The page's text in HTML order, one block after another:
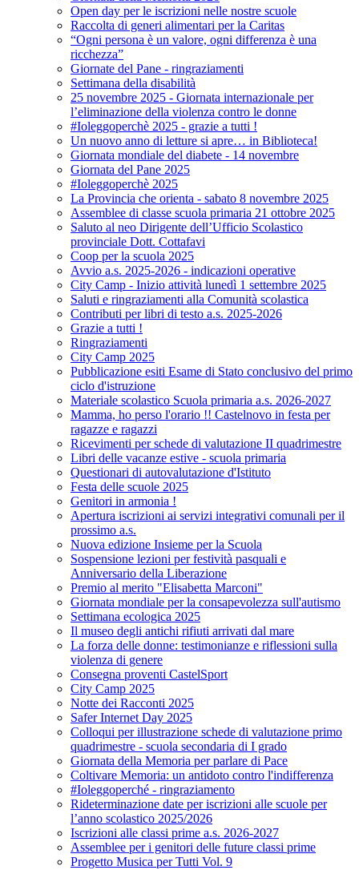
Open day per le iscrizioni nelle nostre scuole
Raccolta di generi alimentari per la Caritas
“Ogni persona è un valore, ogni differenza è una
ricchezza”
Giornate del Pane - ringraziamenti
Settimana della disabilità
25 novembre 2025 - Giornata internazionale per
l’eliminazione della violenza contro le donne
#Ioleggoperchè 2025 - grazie a tutti !
Un nuovo anno di letture si apre… in Biblioteca!
Giornata mondiale del diabete - 14 novembre
Giornata del Pane 2025
#Ioleggoperchè 2025
La Provincia che orienta - sabato 8 novembre 2025
Assemblee di classe scuola primaria 21 ottobre 2025
Saluto al neo Dirigente dell’Ufficio Scolastico
provinciale Dott. Cottafavi
Coop per la scuola 2025
Avvio a.s. 2025-2026 - indicazioni operative
City Camp - Inizio attività lunedì 1 settembre 2025
Saluti e ringraziamenti alla Comunità scolastica
Contributi per libri di testo a.s. 2025-2026
Grazie a tutti !
Ringraziamenti
City Camp 2025
Pubblicazione esiti Esame di Stato conclusivo del primo
ciclo d'istruzione
Materiale scolastico Scuola primaria a.s. 2026-2027
Mamma, ho perso l'orario !! Castelnovo in festa per
ragazze e ragazzi
Ricevimenti per schede di valutazione II quadrimestre
Libri delle vacanze estive - scuola primaria
Questionari di autovalutazione d'Istituto
Festa delle scuole 2025
Genitori in armonia !
Apertura iscrizioni ai servizi integrativi comunali per il
prossimo a.s.
Nuova edizione Insieme per la Scuola
Sospensione lezioni per festività pasquali e
Anniversario della Liberazione
Premio al merito "Elisabetta Marconi"
Giornata mondiale per la consapevolezza sull'autismo
Settimana ecologica 2025
Il museo degli antichi rifiuti arrivati dal mare
La forza delle donne: testimonianze e riflessioni sulla
violenza di genere
Consegna proventi CastelSport
City Camp 2025
Notte dei Racconti 2025
Safer Internet Day 2025
Colloqui per illustrazione schede di valutazione primo
quadrimestre - scuola secondaria di I grado
Giornata della Memoria per parlare di Pace
Coltivare Memoria: un antidoto contro l'indifferenza
#Ioleggoperché - ringraziamento
Rideterminazione date per iscrizioni alle scuole per
l’anno scolastico 2025/2026
Iscrizioni alle classi prime a.s. 2026-2027
Assemblee per i genitori delle future classi prime
Progetto Musica per Tutti Vol. 9